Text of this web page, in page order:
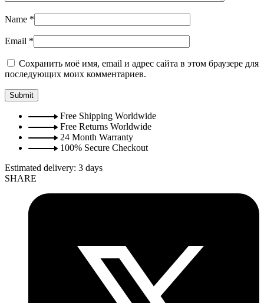
Name *
Email *
Сохранить моё имя, email и адрес сайта в этом браузере для
последующих моих комментариев.
Free Shipping Worldwide
Free Returns Worldwide
24 Month Warranty
100% Secure Checkout
Estimated delivery: 3 days
SHARE